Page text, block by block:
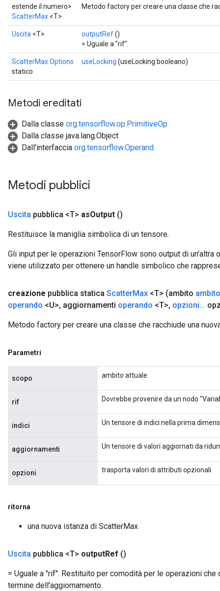
estende il numero>
ScatterMax <T>
Metodo factory per creare una classe che
Uscita <T> outputRef()
= Uguale a "rif".
ScatterMax.Options
statico
useLocking (useLocking booleano)
Metodi ereditati
Dalla classe org.tensorflow.op.PrimitiveOp
Dalla classe java.lang.Object
Dall'interfaccia org.tensorflow.Operand
Metodi pubblici
Uscita pubblica <T> asOutput ()
Restituisce la maniglia simbolica di un tensore.
Gli input per le operazioni TensorFlow sono output di un'altra
viene utilizzato per ottenere un handle simbolico che
creazione pubblica statica ScatterMax <T> (ambito ambito
operando <U>, aggiornamenti operando <T>, opzioni...
Metodo factory per creare una classe che racchiude una
Parametri
scopo ambito attuale
rif Dovrebbe provenire da un nodo
indici Un tensore di indici nella prima
aggiornamenti Un tensore di valori aggiornati da
opzioni trasporta valori di attributi opzionali
ritorna
una nuova istanza di ScatterMax
Uscita pubblica <T> outputRef ()
= Uguale a "rif". Restituito per comodità per le operazioni
termine dell'aggiornamento.